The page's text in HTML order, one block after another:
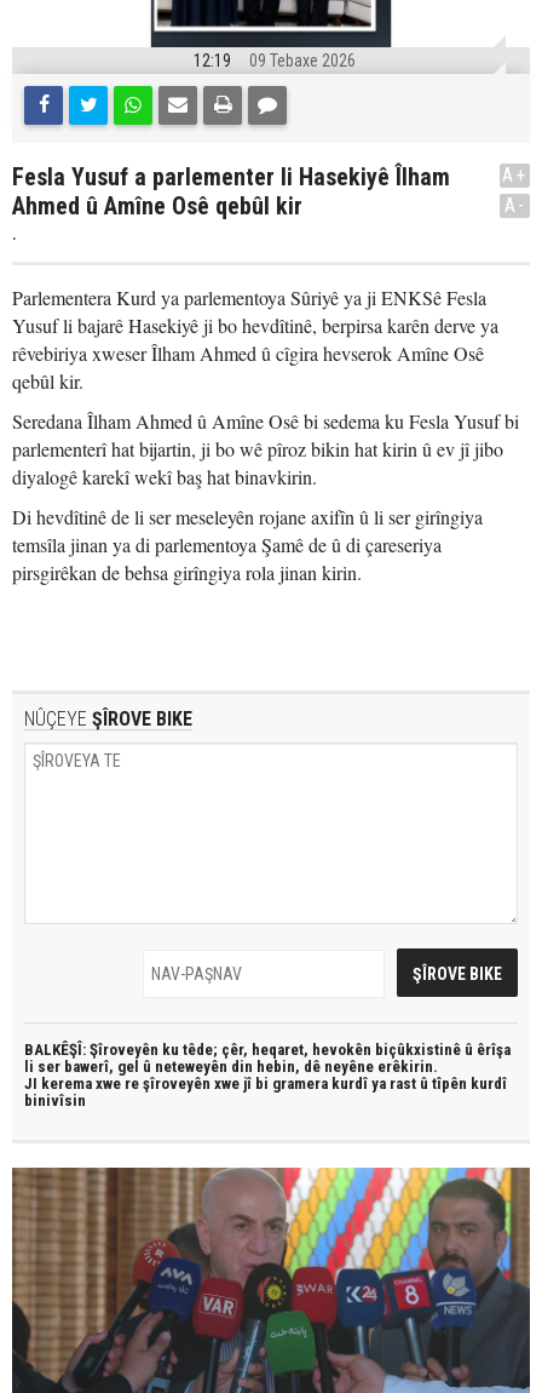
12:19 09 Tebaxe 2026
Fesla Yusuf a parlementer li Hasekiyê Îlham
Ahmed û Amîne Osê qebûl kir
.
A+
A-
Parlementera Kurd ya parlementoya Sûriyê ya ji ENKSê Fesla
Yusuf li bajarê Hasekiyê ji bo hevdîtinê, berpirsa karên derve ya
rêvebiriya xweser Îlham Ahmed û cîgira hevserok Amîne Osê
qebûl kir.
Seredana Îlham Ahmed û Amîne Osê bi sedema ku Fesla Yusuf bi
parlementerî hat bijartin, ji bo wê pîroz bikin hat kirin û ev jî jibo
diyalogê karekî wekî baş hat binavkirin.
Di hevdîtinê de li ser meseleyên rojane axifîn û li ser girîngiya
temsîla jinan ya di parlementoya Şamê de û di çareseriya
pirsgirêkan de behsa girîngiya rola jinan kirin.
NÛÇEYE ŞÎROVE BIKE
BALKÊŞÎ: Şîroveyên ku têde; çêr, heqaret, hevokên biçûkxistinê û êrîşa
li ser bawerî, gel û neteweyên din hebin, dê neyêne erêkirin.
JI kerema xwe re şîroveyên xwe jî bi gramera kurdî ya rast û tîpên kurdî
binivîsin